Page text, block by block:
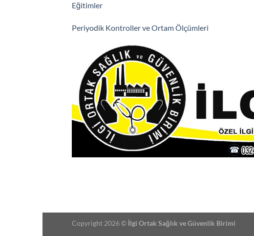
Eğitimler
Periyodik Kontroller ve Ortam Ölçümleri
Copyright 2026 © İlgi Ortak Sağlık ve Güvenlik Birimi